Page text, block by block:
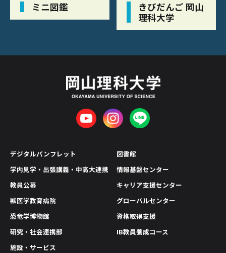
ミニ図鑑
きびだんご 岡山
理科大学
デジタルパンフレット
学内見学・出張講義・中高大連携
教員公募
獣医学教育病院
恐竜学博物館
研究・社会連携部
図書館
情報基盤センター
キャリア支援センター
グローバルセンター
資格取得支援
IB教員養成コース
施設・サービス